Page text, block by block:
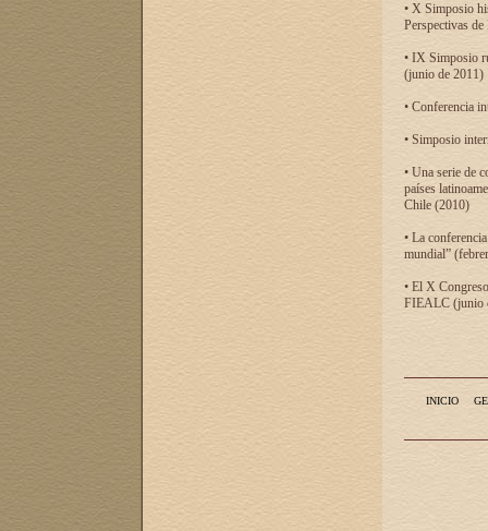
• X Simposio
Perspectivas
• IX Simposio
(junio de 2011)
• Conferencia
• Simposio
• Una serie de
países
Chile (2010)
• La
mundial”
• El X
FIEALC (junio
INICIO